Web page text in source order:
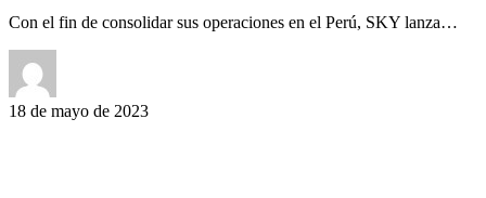
Con el fin de consolidar sus operaciones en el Perú, SKY lanza…
18 de mayo de 2023